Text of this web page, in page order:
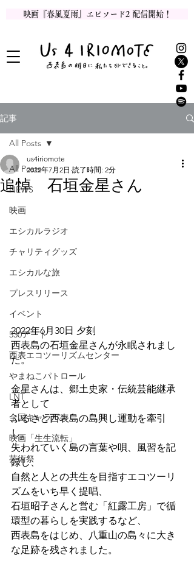
映画『春風夏雨』エピソード2 配信開始！
記事
All Posts
NEWS
映画
エシカルラジオ
チャリティグッズ
エシカルな旅
プレスリリース
イベント
530アート
西表エコツーリズムセンター
やまねこパトロール
LNT
全国キャラバン
映画「生生流転」
芸術祭
All Posts
追悼 石垣金星さん
us4iriomote
2022年7月2日 読了時間: 2分
2022年6月30日 夕刻
西表島の石垣金星さんが永眠されまし
た。
金星さんは、郷土史家・伝統芸能継承
者として
ふるさと西表島の島興し運動を牽引
し、
失われていく島の言葉や唄、風習を記
録し、
自然と人との共生を目指すエコツーリ
ズムをいち早く提唱、
石垣昭子さんと営む「紅露工房」で循
環型の暮らしを実践するなど、
西表島をはじめ、八重山の島々に大き
な足跡を残されました。